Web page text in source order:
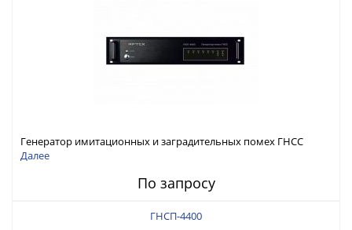
Генератор имитационных и заградительных помех ГНСС
RFТех ГНСП-4800
Далее
По запросу
ГНСП-4400